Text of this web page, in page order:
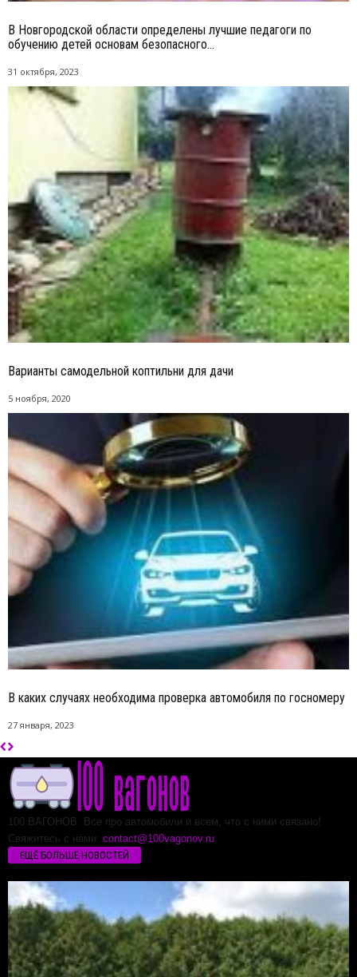
В Новгородской области определены лучшие педагоги по
обучению детей основам безопасного...
31 октября, 2023
Варианты самодельной коптильни для дачи
5 ноября, 2020
В каких случаях необходима проверка автомобиля по госномеру
27 января, 2023
100 ВАГОНОВ. Все про автомобили и всем, что с ними связано!
Свяжитесь с нами: contact@100vagonov.ru
ЕЩЁ БОЛЬШЕ НОВОСТЕЙ